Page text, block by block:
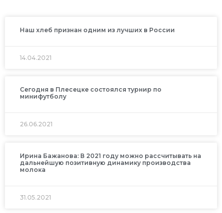
Наш хлеб признан одним из лучших в России
14.04.2021
Сегодня в Плесецке состоялся турнир по
минифутболу
26.06.2021
Ирина Бажанова: В 2021 году можно рассчитывать на
дальнейшую позитивную динамику производства
молока
31.05.2021